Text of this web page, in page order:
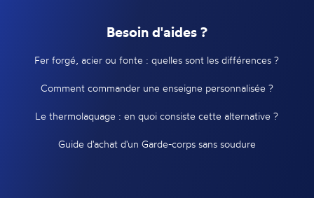
Besoin d'aides ?
Fer forgé, acier ou fonte : quelles sont les différences ?
Comment commander une enseigne personnalisée ?
Le thermolaquage : en quoi consiste cette alternative ?
Guide d'achat d'un Garde-corps sans soudure